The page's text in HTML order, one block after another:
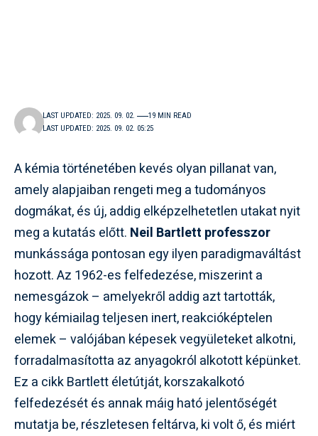
LAST UPDATED: 2025. 09. 02. 05:25
LAST UPDATED: 2025. 09. 02. 19 MIN READ
A kémia történetében kevés olyan pillanat van,
amely alapjaiban rengeti meg a tudományos
dogmákat, és új, addig elképzelhetetlen utakat nyit
meg a kutatás előtt. Neil Bartlett professzor
munkássága pontosan egy ilyen paradigmaváltást
hozott. Az 1962-es felfedezése, miszerint a
nemesgázok – amelyekről addig azt tartották,
hogy kémiailag teljesen inert, reakcióképtelen
elemek – valójában képesek vegyületeket alkotni,
forradalmasította az anyagokról alkotott képünket.
Ez a cikk Bartlett életútját, korszakalkotó
felfedezését és annak máig ható jelentőségét
mutatja be, részletesen feltárva, ki volt ő, és miért